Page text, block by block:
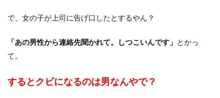
で、女の子が上司に告げ口したとするやん？
「あの男性から連絡先聞かれて。しつこいんです」 とかっ
て。
するとクビになるのは男なんやで？